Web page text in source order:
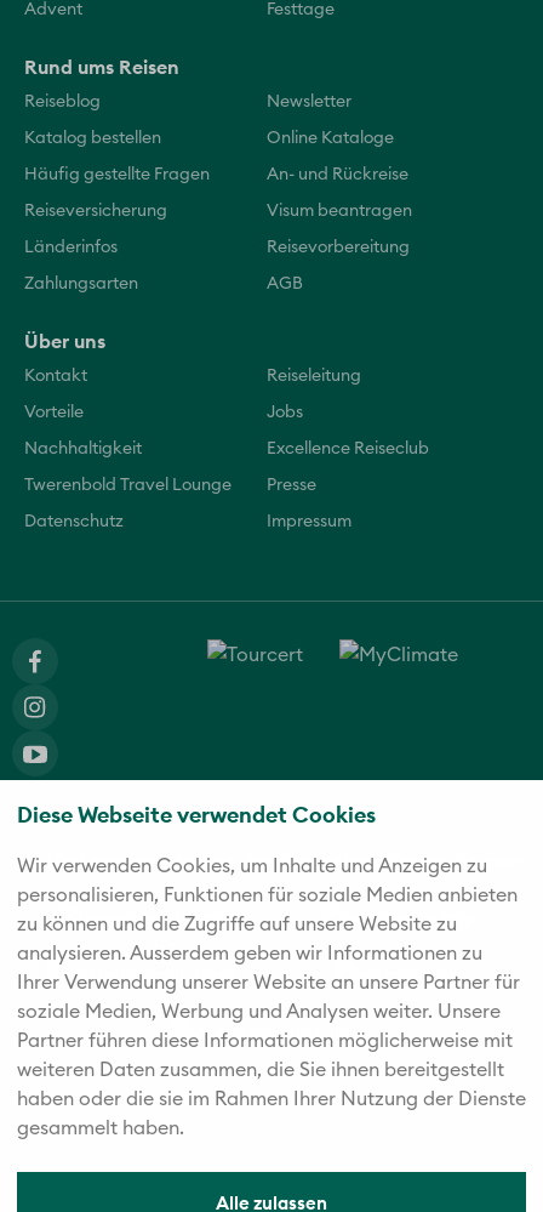
Diese Webseite verwendet Cookies
Wir verwenden Cookies, um Inhalte und Anzeigen zu
personalisieren, Funktionen für soziale Medien anbieten
zu können und die Zugriffe auf unsere Website zu
analysieren. Außerdem geben wir Informationen zu
Ihrer Verwendung unserer Website an unsere Partner für
soziale Medien, Werbung und Analysen weiter. Unsere
Partner führen diese Informationen möglicherweise mit
weiteren Daten zusammen, die Sie ihnen bereitgestellt
haben oder die sie im Rahmen Ihrer Nutzung der Dienste
gesammelt haben.
Alle zulassen
Advent Festtage
Rund ums Reisen
Reiseblog Newsletter
Katalog bestellen Online Kataloge
Häufig gestellte Fragen An- und Rückreise
Reiseversicherung Visum beantragen
Länderinfos Reisevorbereitung
Zahlungsarten AGB
Über uns
Kontakt Reiseleitung
Vorteile Jobs
Nachhaltigkeit Excellence Reiseclub
Twerenbold Travel Lounge Presse
Datenschutz Impressum
Die fünf starken Marken der Twerenbold Reisen Gruppe